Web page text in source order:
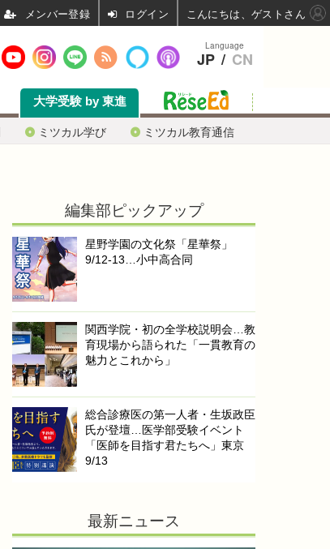
ミツカル学び ミツカル教育通信
大学受験 by 東進
編集部ピックアップ
星野学園の文化祭「星華祭」
9/12-13…小中高合同
関西学院・初の全学校説明会…教
育現場から語られた「一貫教育の
魅力とこれから」
総合診療医の第一人者・生坂政臣
氏が登壇…医学部受験イベント
「医師を目指す君たちへ」東京
9/13
最新ニュース
Language
JP / CN
ログイン こんにちは、ゲストさん